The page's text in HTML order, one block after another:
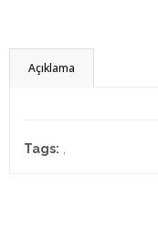
Açıklama
Tags: